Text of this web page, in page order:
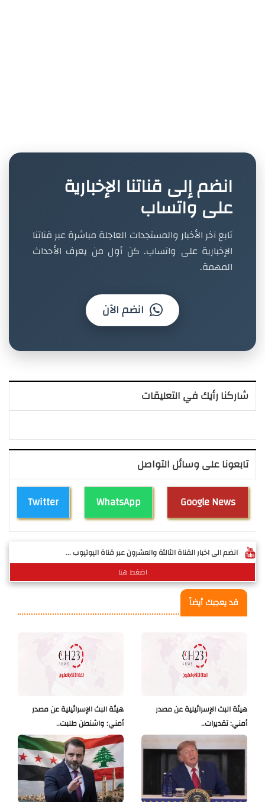
انضم إلى قناتنا الإخبارية
على واتساب
تابع آخر الأخبار والمستجدات العاجلة مباشرة عبر قناتنا
الإخبارية على واتساب. كن أول من يعرف الأحداث
المهمة.
انضم الآن
شاركنا رأيك في التعليقات
تابعونا على وسائل التواصل
Twitter WhatsApp Google News
انضم الى اخبار القناة الثالثة والعشرون عبر قناة اليوتيوب ...
اضغط هنا
قد يعجبك أيضاً
هيئة البث الإسرائيلية عن مصدر
أمني: واشنطن طلبت..
هيئة البث الإسرائيلية عن مصدر
أمني: تقديرات..